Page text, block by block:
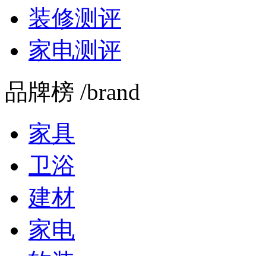
装修测评
家电测评
品牌榜 /brand
家具
卫浴
建材
家电